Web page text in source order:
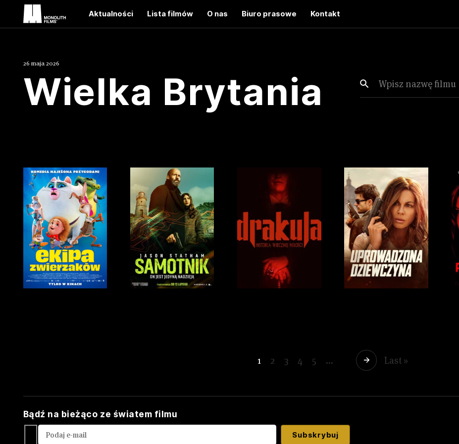
Aktualności Lista filmów O nas Biuro prasowe Kontakt
26 maja 2026
Wielka Brytania
1 2 3 4 5 ... Last »
Bądź na bieżąco ze światem filmu